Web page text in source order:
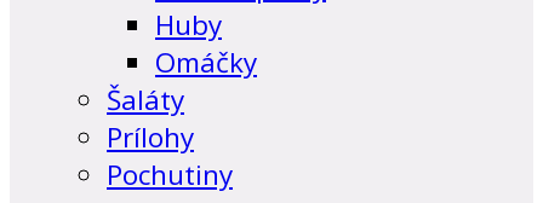
Huby
Omáčky
Šaláty
Prílohy
Pochutiny